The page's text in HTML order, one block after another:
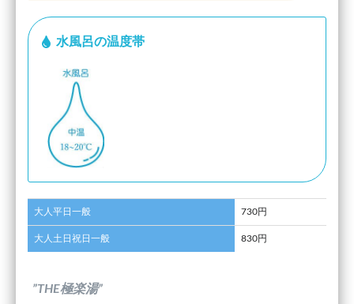
水風呂の温度帯
大人平日一般 730円
大人土日祝日一般 830円
”THE極楽湯”